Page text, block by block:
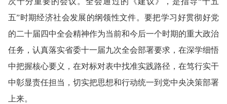
五”时期经济社会发展的纲领性文件。要把学习好贯彻好党
的二十届四中全会精神作为当前和今后一个时期的重大政治
任务，认真落实省委十一届九次全会部署要求，在深学细悟
中把握核心要义，在对标对表中找准实践路径，在笃行实干
中彰显责任担当，切实把思想和行动统一到党中央决策部署
上来。